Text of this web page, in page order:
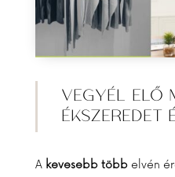
VEGYÉL ELŐ
ÉKSZEREDET
A kevesebb többelvén